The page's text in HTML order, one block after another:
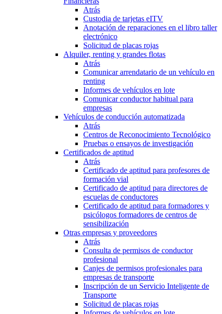
Atrás
Custodia de tarjetas eITV
Anotación de reparaciones en el libro taller
electrónico
Solicitud de placas rojas
Alquiler, renting y grandes flotas
Atrás
Comunicar arrendatario de un vehículo en
renting
Informes de vehículos en lote
Comunicar conductor habitual para
empresas
Vehículos de conducción automatizada
Atrás
Centros de Reconocimiento Tecnológico
Pruebas o ensayos de investigación
Certificados de aptitud
Atrás
Certificado de aptitud para profesores de
formación vial
Certificado de aptitud para directores de
escuelas de conductores
Certificado de aptitud para formadores y
psicólogos formadores de centros de
sensibilización
Otras empresas y proveedores
Atrás
Consulta de permisos de conductor
profesional
Canjes de permisos profesionales para
empresas de transporte
Inscripción de un Servicio Inteligente de
Transporte
Solicitud de placas rojas